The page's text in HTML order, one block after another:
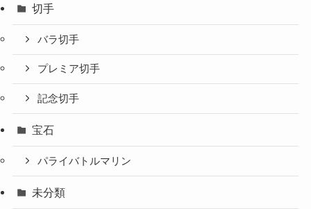
切手
バラ切手
プレミア切手
記念切手
宝石
パライバトルマリン
未分類